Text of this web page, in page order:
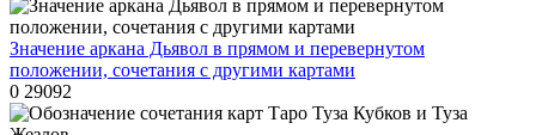
Значение аркана Дьявол в прямом и перевернутом
положении, сочетания с другими картами
0 29092